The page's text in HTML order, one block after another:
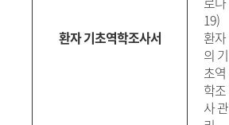
환자 기초역학조사서
19)
환자
의 기
초역
학조
사 관